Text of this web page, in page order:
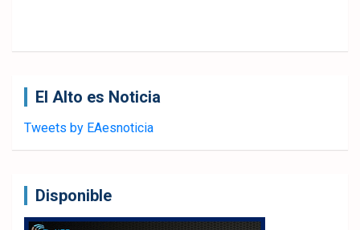
El Alto es Noticia
Tweets by EAesnoticia
Disponible